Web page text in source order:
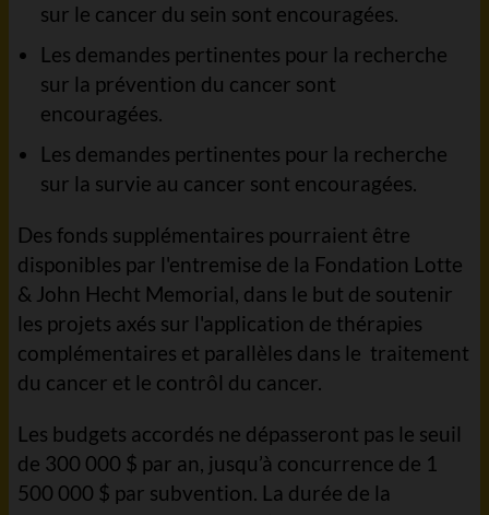
sur le cancer du sein sont encouragées.
Les demandes pertinentes pour la recherche
sur la prévention du cancer sont
encouragées.
Les demandes pertinentes pour la recherche
sur la survie au cancer sont encouragées.
Des fonds supplémentaires pourraient être
disponibles par l'entremise de la Fondation Lotte
& John Hecht Memorial, dans le but de soutenir
les projets axés sur l'application de thérapies
complémentaires et parallèles dans le traitement
du cancer et le contrôl du cancer.
Les budgets accordés ne dépasseront pas le seuil
de 300 000 $ par an, jusqu’à concurrence de 1
500 000 $ par subvention. La durée de la